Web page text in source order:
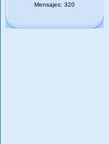
Mensajes: 320